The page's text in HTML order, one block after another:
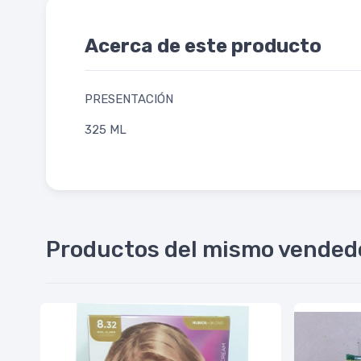
Acerca de este producto
PRESENTACIÓN
325 ML
Productos del mismo